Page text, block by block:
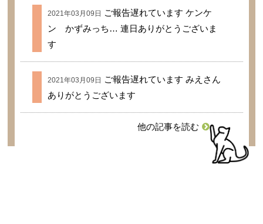
2021年03月09日 ご報告遅れています ケンケ
ン かずみっち… 連日ありがとうございま
す
2021年03月09日 ご報告遅れています みえさん
ありがとうございます
他の記事を読む